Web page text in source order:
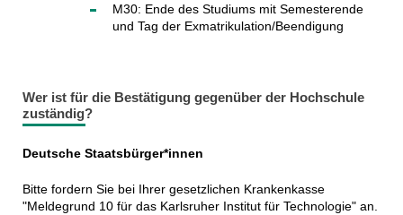
M30: Ende des Studiums mit Semesterende
und Tag der Exmatrikulation/Beendigung
Wer ist für die Bestätigung gegenüber der Hochschule
zuständig?
Deutsche Staatsbürger*innen
Bitte fordern Sie bei Ihrer gesetzlichen Krankenkasse
"Meldegrund 10 für das Karlsruher Institut für Technologie" an.